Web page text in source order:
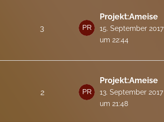
3
Projekt:Ameise
15. September 2017
um 22:44
2
Projekt:Ameise
13. September 2017
um 21:48